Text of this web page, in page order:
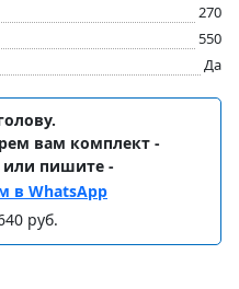
270
550
Да
вам комплект -
пишите -
руб.